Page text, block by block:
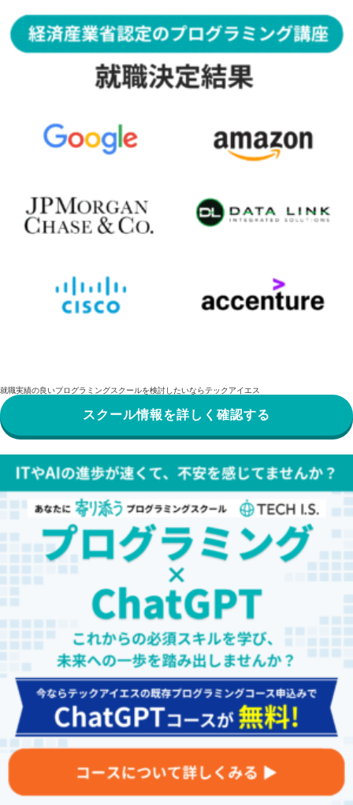
就職実績の良いプログラミングスクールを検討したいならテックアイエス
スクール情報を詳しく確認する